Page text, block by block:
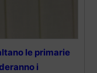
le primarie
i